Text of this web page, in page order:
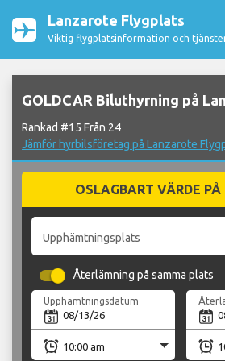
Lanzarote Flygplats
Viktig flygplatsinformation och
GOLDCAR Biluthyrning på
Rankad #15 Från 24
Jämför hyrbilsföretag på Lanzarote
OSLAGBART VÄRDE PÅ
Upphämtningsplats
Återlämning på samma plats
Upphämtningsdatum